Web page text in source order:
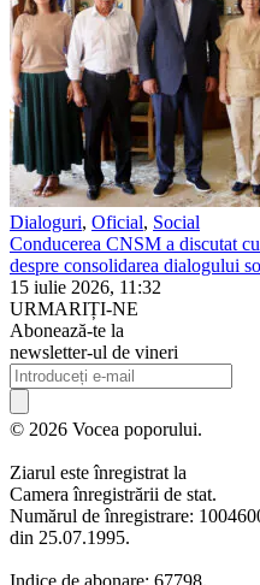
Dialoguri, Oficial, Social
Conducerea CNSM a discutat
despre consolidarea dialogului
15 iulie 2026, 11:32
URMARIȚI-NE
Abonează-te la
newsletter-ul de vineri
© 2026 Vocea poporului.
Ziarul este înregistrat la
Camera înregistrării de stat.
Numărul de înregistrare:
din 25.07.1995.